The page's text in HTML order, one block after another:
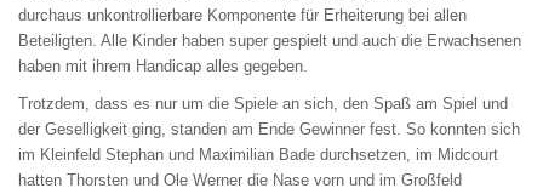
durchaus unkontrollierbare Komponente für Erheiterung bei allen
Beteiligten. Alle Kinder haben super gespielt und auch die Erwachsenen
haben mit ihrem Handicap alles gegeben.
Trotzdem, dass es nur um die Spiele an sich, den Spaß am Spiel und
der Geselligkeit ging, standen am Ende Gewinner fest. So konnten sich
im Kleinfeld Stephan und Maximilian Bade durchsetzen, im Midcourt
hatten Thorsten und Ole Werner die Nase vorn und im Großfeld